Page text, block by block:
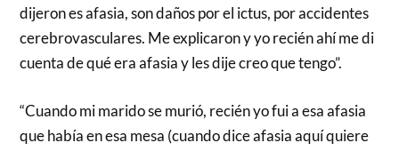
dijeron es afasia, son daños por el ictus, por accidentes
cerebrovasculares. Me explicaron y yo recién ahí me di
cuenta de qué era afasia y les dije creo que tengo”.
“Cuando mi marido se murió, recién yo fui a esa afasia
que había en esa mesa (cuando dice afasia aquí quiere